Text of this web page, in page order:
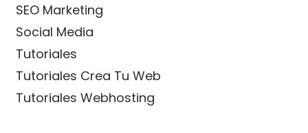
SEO Marketing
Social Media
Tutoriales
Tutoriales Crea Tu Web
Tutoriales Webhosting